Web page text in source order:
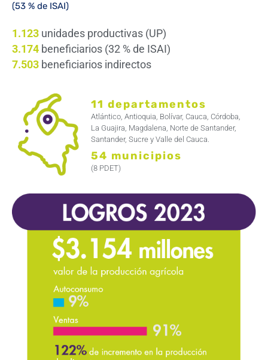
(53 % de ISAI)
1.123 unidades productivas (UP)
3.174 beneficiarios (32 % de ISAI)
7.503 beneficiarios indirectos
11 departamentos
Atlántico, Antioquia, Bolívar, Cauca, Córdoba,
La Guajira, Magdalena, Norte de Santander,
Santander, Sucre y Valle del Cauca.
54 municipios
(8 PDET)